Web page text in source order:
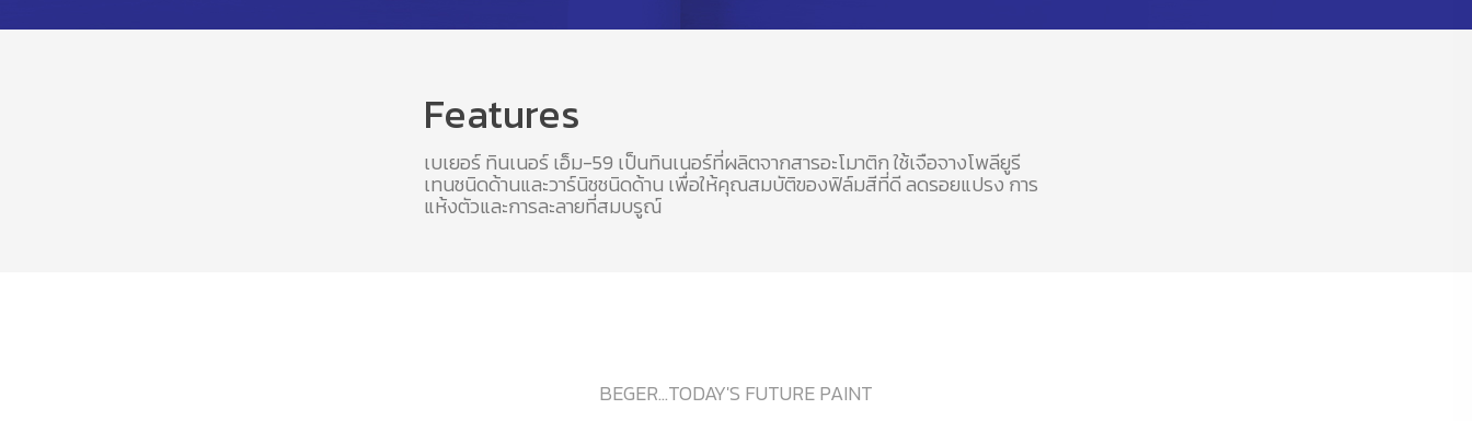
Features
เบเยอร์ ทินเนอร์ เอ็ม-59 เป็นทินเนอร์ที่ผลิตจากสารอะโมาติก ใช้เจือจางโพลียูรี
เทนชนิดด้านและวาร์นิชชนิดด้าน เพื่อให้คุณสมบัติของฟิล์มสีที่ดี ลดรอยแปรง การ
แห้งตัวและการละลายที่สมบรูณ์
BEGER...TODAY'S FUTURE PAINT